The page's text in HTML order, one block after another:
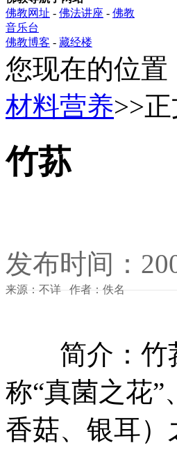
佛教网址 - 佛法讲座 - 佛教
音乐台
佛教博客 - 藏经楼
您现在的位置
材料营养>>
竹荪
发布时间：
来源：不详 作者：佚名
简介：竹荪
称“真菌之花”
香菇、银耳